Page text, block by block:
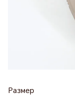
Размер